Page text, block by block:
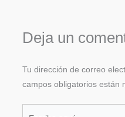
Deja un
Tu dirección de correo
campos obligatorios están